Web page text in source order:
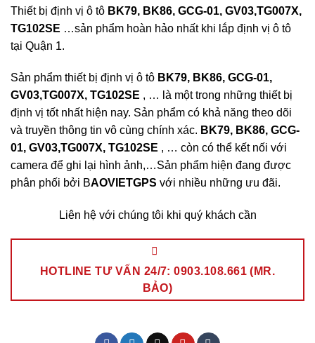
Thiết bị định vị ô tô BK79, BK86, GCG-01, GV03,TG007X,
TG102SE …sản phẩm hoàn hảo nhất khi lắp định vị ô tô
tại Quận 1.
Sản phẩm thiết bị định vị ô tô BK79, BK86, GCG-01,
GV03,TG007X, TG102SE , … là một trong những thiết bị
định vị tốt nhất hiện nay. Sản phẩm có khả năng theo dõi
và truyền thông tin vô cùng chính xác. BK79, BK86, GCG-
01, GV03,TG007X, TG102SE , … còn có thể kết nối với
camera để ghi lại hình ảnh,…Sản phẩm hiện đang được
phân phối bởi BAOVIETGPS với nhiều những ưu đãi.
Liên hệ với chúng tôi khi quý khách cần
HOTLINE TƯ VẤN 24/7: 0903.108.661 (MR.
BẢO)